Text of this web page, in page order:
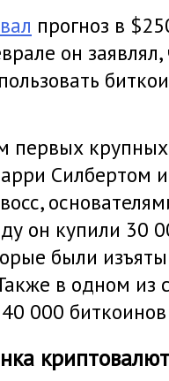
прогноз в
он
первых
Силбертом
он купили 30
были
в одном из
000
криптовалют